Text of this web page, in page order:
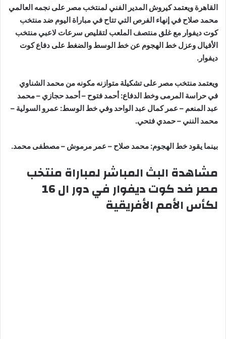
القاهرة ويعتمد كيروش المدير الفني لمنتخب مصر على نجمه العالمي
محمد صلاح في إنهاء الفرص التي تتاح في مباراة اليوم ضد منتخب
كوت ديفوار مع غلق منتصف الملعب لتقليص سرعات لاعبي منتخب
الأفيال وعزل خط الهجوم عن خط الوسط والضغط على دفاع كوت
ديفوار.
ويعتمد منتخب مصر على تشكيلة متوازنه مكونه من محمد الشناوي
في حراسة المرمى وخط الدفاع: أحمد فتوح – أحمد حجازي – محمد
عبد المنعم – عمر كمال عبد الواحد وفي خط الوسط: عمرو السولية –
محمد النني – حمدي فتحي.
بينما يقود خط الهجوم: محمد صلاح – عمر مرموش – مصطفى محمد.
مشاهدة البث المباشر لمباراة منتخب
مصر ضد كوت ديفوار في دور ال 16
لكأس الأمم الأفريقية